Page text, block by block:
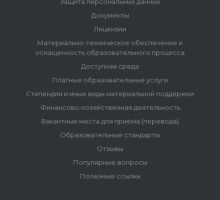
Документы
Лицензии
Материально-техническое обеспечение и
оснащенность образовательного процесса
Доступная среда
Платные образовательные услуги
Стипендии и иные виды материальной поддержки
Финансово-хозяйственная деятельность
Вакантные места для приёма (перевода)
Образовательные стандарты
Отзывы
Популярные вопросы
Полезные ссылки